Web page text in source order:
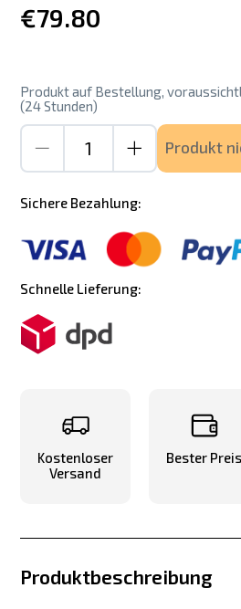
€79.80
Produkt auf Bestellung,
(24 Stunden)
Produkt
Sichere Bezahlung:
Schnelle Lieferung:
Kostenloser
Versand
Bester Preis
Produktbeschreibung